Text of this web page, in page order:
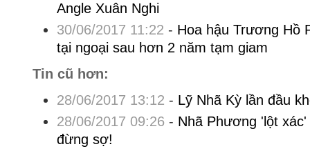
Angle Xuân Nghi
30/06/2017 11:22 - Hoa hậu Trương Hồ
tại ngoại sau hơn 2 năm tạm giam
Tin cũ hơn:
28/06/2017 13:12 - Lỹ Nhã Kỳ lần đầu
28/06/2017 09:26 - Nhã Phương 'lột
đừng sợ!